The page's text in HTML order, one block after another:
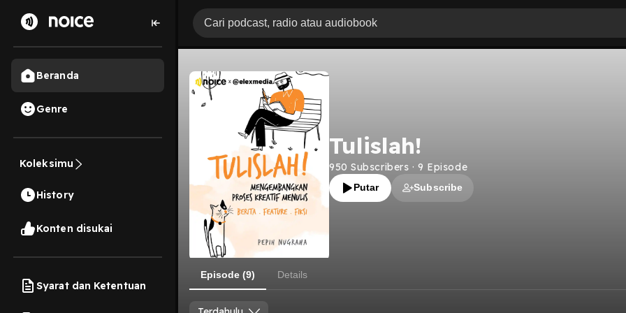
Beranda
Genre
Koleksimu
History
Konten disukai
Syarat dan Ketentuan
Tulislah!
950 Subscribers ·9 Episode
Putar Subscribe
Episode (9) Details